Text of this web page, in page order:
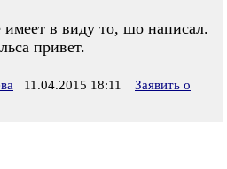
в виду то, шо написал.
привет.
11.04.2015 18:11
Заявить о